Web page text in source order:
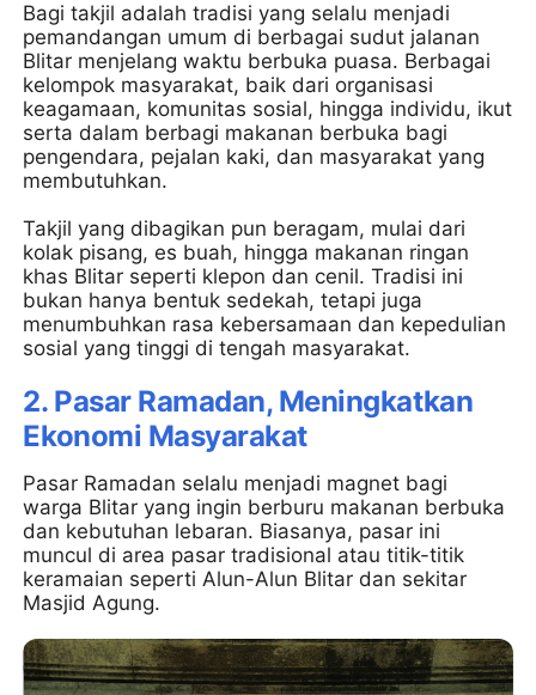
Bagi takjil adalah tradisi yang selalu menjadi
pemandangan umum di berbagai sudut jalanan
Blitar menjelang waktu berbuka puasa. Berbagai
kelompok masyarakat, baik dari organisasi
keagamaan, komunitas sosial, hingga individu, ikut
serta dalam berbagi makanan berbuka bagi
pengendara, pejalan kaki, dan masyarakat yang
membutuhkan.
Takjil yang dibagikan pun beragam, mulai dari
kolak pisang, es buah, hingga makanan ringan
khas Blitar seperti klepon dan cenil. Tradisi ini
bukan hanya bentuk sedekah, tetapi juga
menumbuhkan rasa kebersamaan dan kepedulian
sosial yang tinggi di tengah masyarakat.
2. Pasar Ramadan, Meningkatkan
Ekonomi Masyarakat
Pasar Ramadan selalu menjadi magnet bagi
warga Blitar yang ingin berburu makanan berbuka
dan kebutuhan lebaran. Biasanya, pasar ini
muncul di area pasar tradisional atau titik-titik
keramaian seperti Alun-Alun Blitar dan sekitar
Masjid Agung.